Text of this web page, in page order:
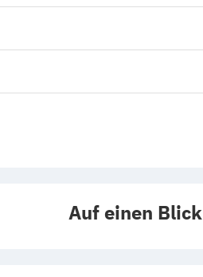
Auf einen Blick